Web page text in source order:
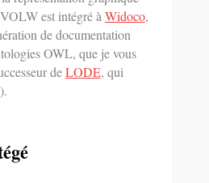
est intégré à Widoco,
de documentation
OWL, que je vous
deLODE, qui